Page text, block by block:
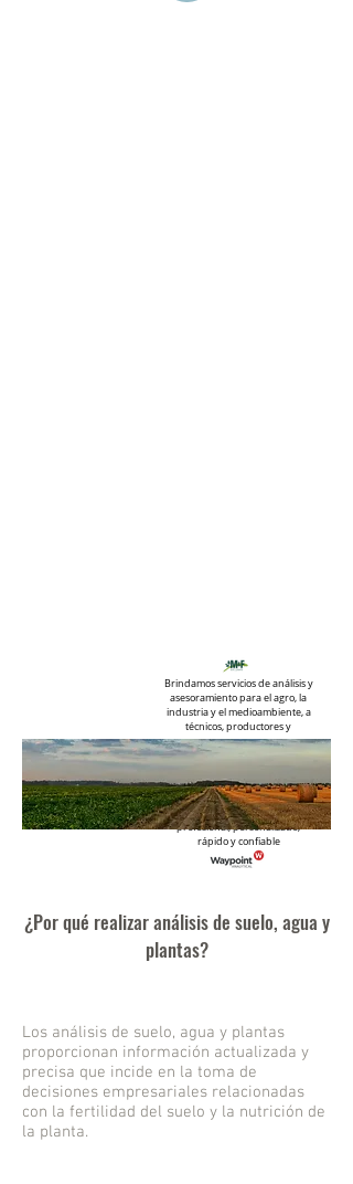
Brindamos servicios de análisis y
asesoramiento para el agro, la
industria y el medioambiente, a
técnicos, productores y
empresas.
Trabajamos junto a Waypoint
laboratorios para el agro en
Estados Unidos. Esta alianza nos
permite ofrecer el mejor servicio
profesional, personalizado,
rápido y confiable
¿Por qué realizar análisis de suelo, agua y
plantas?
Los análisis de suelo, agua y plantas
proporcionan información actualizada y
precisa que incide en la toma de
decisiones empresariales relacionadas
con la fertilidad del suelo y la nutrición de
la planta.